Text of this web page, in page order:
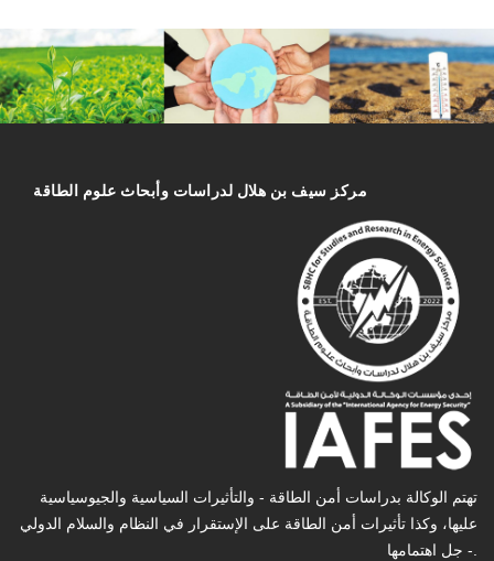
مركز سیف بن هلال لدراسات وأبحاث علوم الطاقة
تهتم الوكالة بدراسات أمن الطاقة - والتأثیرات السیاسیة والجیوسیاسیة
عليها، وكذا تأثیرات أمن الطاقة على الإستقرار في النظام والسلام الدولي
- جل اهتمامها.